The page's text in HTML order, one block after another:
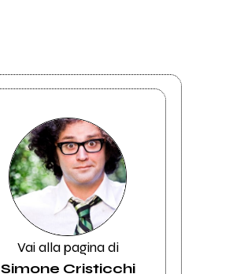
Vai alla pagina di
Simone Cristicchi